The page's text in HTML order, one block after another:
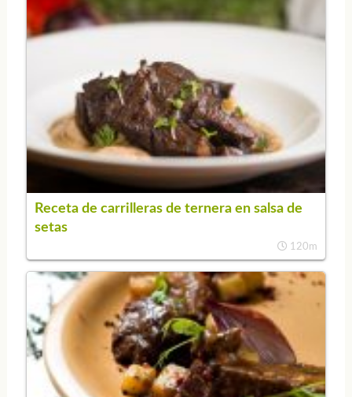
Receta de carrilleras de ternera en salsa de
setas
120m